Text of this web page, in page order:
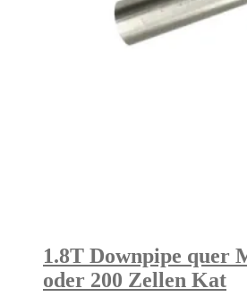
1.8T Downpipe quer
oder 200 Zellen Kat